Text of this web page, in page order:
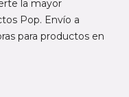
la mayor
Pop. Envío a
para productos en